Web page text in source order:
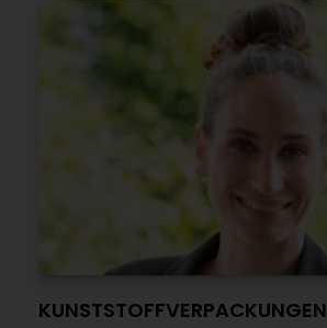
KUNSTSTOFFVERPACKUNGEN